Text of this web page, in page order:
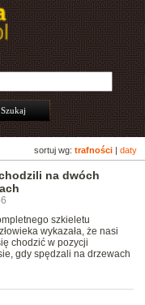
sortuj wg: trafności daty
na dwóch
szkieletu
wykazała, że nasi
chodzić w pozycji
gdy spędzali na drzewach